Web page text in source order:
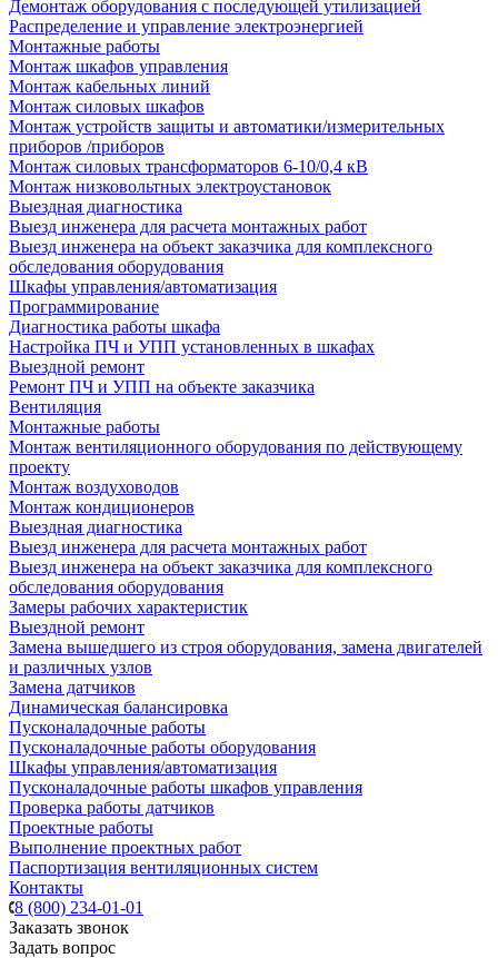
Демонтаж оборудования с последующей утилизацией
Распределение и управление электроэнергией
Монтажные работы
Монтаж шкафов управления
Монтаж кабельных линий
Монтаж силовых шкафов
Монтаж устройств защиты и автоматики/измерительных
приборов /приборов
Монтаж силовых трансформаторов 6-10/0,4 кВ
Монтаж низковольтных электроустановок
Выездная диагностика
Выезд инженера для расчета монтажных работ
Выезд инженера на объект заказчика для комплексного
обследования оборудования
Шкафы управления/автоматизация
Программирование
Диагностика работы шкафа
Настройка ПЧ и УПП установленных в шкафах
Выездной ремонт
Ремонт ПЧ и УПП на объекте заказчика
Вентиляция
Монтажные работы
Монтаж вентиляционного оборудования по действующему
проекту
Монтаж воздуховодов
Монтаж кондиционеров
Выездная диагностика
Выезд инженера для расчета монтажных работ
Выезд инженера на объект заказчика для комплексного
обследования оборудования
Замеры рабочих характеристик
Выездной ремонт
Замена вышедшего из строя оборудования, замена двигателей
и различных узлов
Замена датчиков
Динамическая балансировка
Пусконаладочные работы
Пусконаладочные работы оборудования
Шкафы управления/автоматизация
Пусконаладочные работы шкафов управления
Проверка работы датчиков
Проектные работы
Выполнение проектных работ
Паспортизация вентиляционных систем
Контакты
8 (800) 234-01-01
Заказать звонок
Задать вопрос